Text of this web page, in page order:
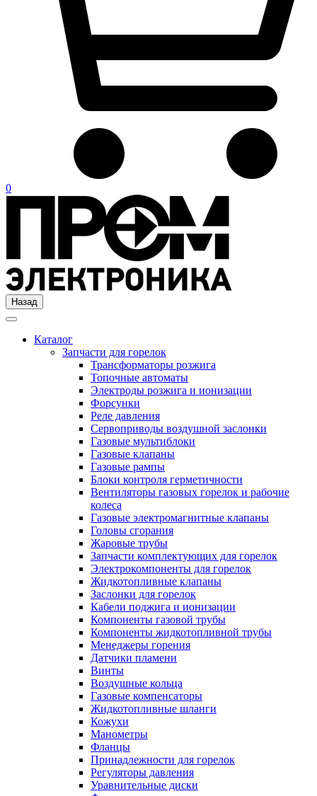
0
Назад
Каталог
Запчасти для горелок
Трансформаторы розжига
Топочные автоматы
Электроды розжига и ионизации
Форсунки
Реле давления
Сервоприводы воздушной заслонки
Газовые мультиблоки
Газовые клапаны
Газовые рампы
Блоки контроля герметичности
Вентиляторы газовых горелок и рабочие
колеса
Газовые электромагнитные клапаны
Головы сгорания
Жаровые трубы
Запчасти комплектующих для горелок
Электрокомпоненты для горелок
Жидкотопливные клапаны
Заслонки для горелок
Кабели поджига и ионизации
Компоненты газовой трубы
Компоненты жидкотопливной трубы
Менеджеры горения
Датчики пламени
Винты
Воздушные кольца
Газовые компенсаторы
Жидкотопливные шланги
Кожухи
Манометры
Фланцы
Принадлежности для горелок
Регуляторы давления
Уравнительные диски